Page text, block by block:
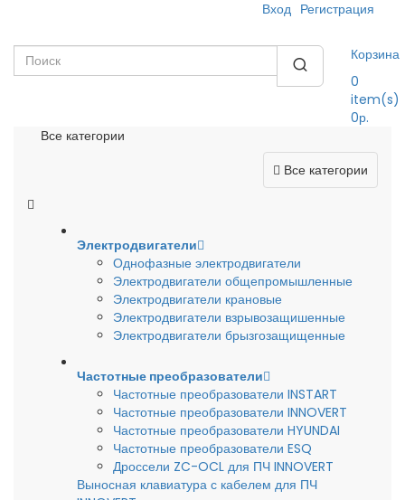
Вход Регистрация
Корзина
0
item(s)
0р.
Все категории
Все категории
Электродвигатели
Однофазные электродвигатели
Электродвигатели общепромышленные
Электродвигатели крановые
Электродвигатели взрывозащишенные
Электродвигатели брызгозащищенные
Частотные преобразователи
Частотные преобразователи INSTART
Частотные преобразователи INNOVERT
Частотные преобразователи HYUNDAI
Частотные преобразователи ESQ
Дроссели ZC-OCL для ПЧ INNOVERT
Выносная клавиатура с кабелем для ПЧ